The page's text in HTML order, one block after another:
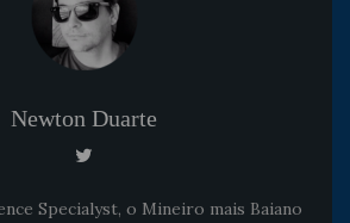
Newton Duarte
Specialyst, o Mineiro mais Baiano